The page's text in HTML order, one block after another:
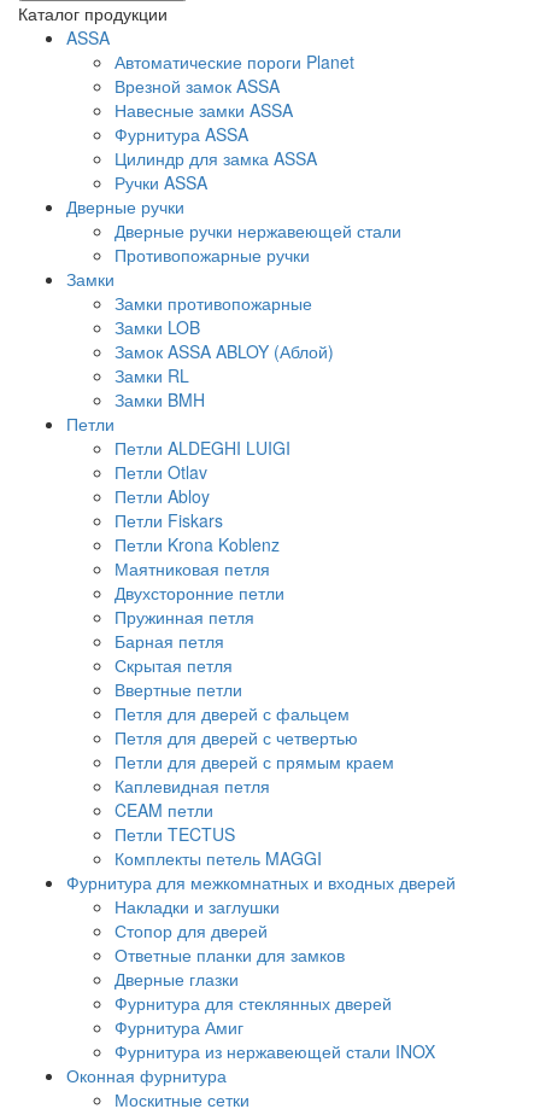
Каталог продукции
ASSA
Автоматические пороги Planet
Врезной замок ASSA
Навесные замки ASSA
Фурнитура ASSA
Цилиндр для замка ASSA
Ручки ASSA
Дверные ручки
Дверные ручки нержавеющей стали
Противопожарные ручки
Замки
Замки противопожарные
Замки LOB
Замок ASSA ABLOY (Аблой)
Замки RL
Замки BMH
Петли
Петли ALDEGHI LUIGI
Петли Otlav
Петли Abloy
Петли Fiskars
Петли Krona Koblenz
Маятниковая петля
Двухсторонние петли
Пружинная петля
Барная петля
Скрытая петля
Ввертные петли
Петля для дверей с фальцем
Петля для дверей с четвертью
Петли для дверей с прямым краем
Каплевидная петля
CEAM петли
Петли TECTUS
Комплекты петель MAGGI
Фурнитура для межкомнатных и входных дверей
Накладки и заглушки
Стопор для дверей
Ответные планки для замков
Дверные глазки
Фурнитура для стеклянных дверей
Фурнитура Амиг
Фурнитура из нержавеющей стали INOX
Оконная фурнитура
Москитные сетки